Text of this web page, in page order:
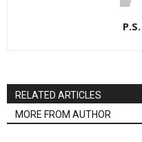
RELATED ARTICLES
MORE FROM AUTHOR